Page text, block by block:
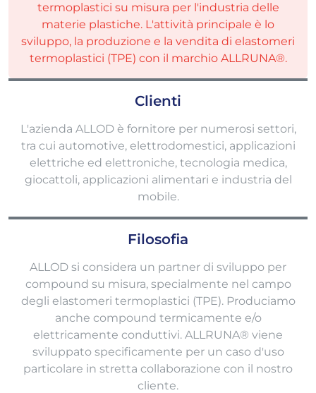
termoplastici su misura per l'industria delle
materie plastiche. L'attività principale è lo
sviluppo, la produzione e la vendita di elastomeri
termoplastici (TPE) con il marchio ALLRUNA®.
Clienti
L'azienda ALLOD è fornitore per numerosi settori,
tra cui automotive, elettrodomestici, applicazioni
elettriche ed elettroniche, tecnologia medica,
giocattoli, applicazioni alimentari e industria del
mobile.
Filosofia
ALLOD si considera un partner di sviluppo per
compound su misura, specialmente nel campo
degli elastomeri termoplastici (TPE). Produciamo
anche compound termicamente e/o
elettricamente conduttivi. ALLRUNA® viene
sviluppato specificamente per un caso d'uso
particolare in stretta collaborazione con il nostro
cliente.